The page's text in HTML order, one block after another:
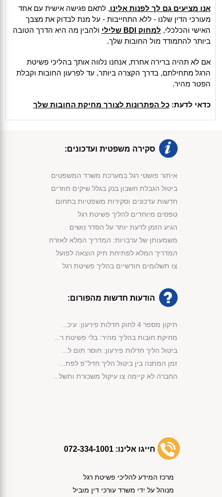
אנו מציעים גם לך לפנות אלינו, לתאם פגישה אישית עם אחד
מעורכי הדין שלנו - ללא התחייבות - על מנת לבדוק את מצבך
האישי והכלכלי, למחוק BDI שלילי
ולהבין מה היא הדרך הטובה
ביותר להתמודד מול החובות שלך.
אם לא תהיה ברירה אחרת, אנחנו נלווה אותך בהליכי פשיטת
הרגל מתחילתם, בדרך הקצרה ביותר, עד לפרעון החובות וקבלת
הפטר מהיר.
כדאי לדעת:כל הפתרונות לצורך מחיקת החובות שלך
סקירה משפטית ועדכונים:
איתור פושטי רגל במערכת משרד המשפטים
ביטול הגבלת חשבון בנק בגלל שיקים חוזרים
חדשות עדכונים וסקירות משפטיות בתחום
טפסים מיוחדים להליך פשיטת רגל
הגיע הזמן לדעת יותר על הסדר נושים
משמעותן של ערבויות: המדריך המלא לאזרח
המדריך המלא לפתיחת תיק הוצאה לפועל
צו תשלומים חודשיים בהליך פשיטת רגל
הודעות חדשות מהפורום:
תיקון מספר 4 לחוק חדלות פירעון: עיכ...
מחיקת חובות בהליך מהיר: בלי פשיטת ר...
ביטול הליך חדלות פירעון: חוסר תום ל...
זמן המתנה בין ביטול הליך חדל''פ לפת...
החברה לא קיימה צו עיקול משכורת ותשל...
אישור הסדר הנושים לפי סעיף 87 לחוק ...
אי תשלום חוב מזונות הוביל לביטול הל...
התנהלות בחוסר תום לב הובילה לביטול ...
נפתח לך תיק הוצאה לפועל לאחר שקיבלת...
חייגו אלינו: 072-334-1001
מרכז המידע להליכי פשיטת רגל
מנוהל על ידי משרד עורכי דין מוביל